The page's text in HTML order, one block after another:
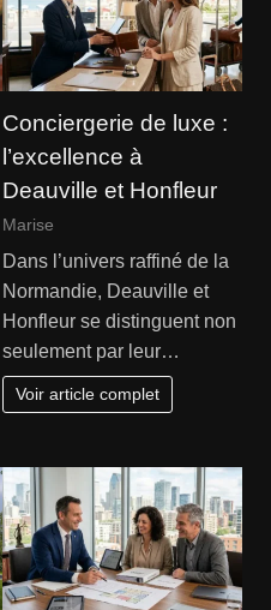
Conciergerie de luxe :
l’excellence à
Deauville et Honfleur
Marise
Dans l’univers raffiné de la
Normandie, Deauville et
Honfleur se distinguent non
seulement par leur…
Voir article complet